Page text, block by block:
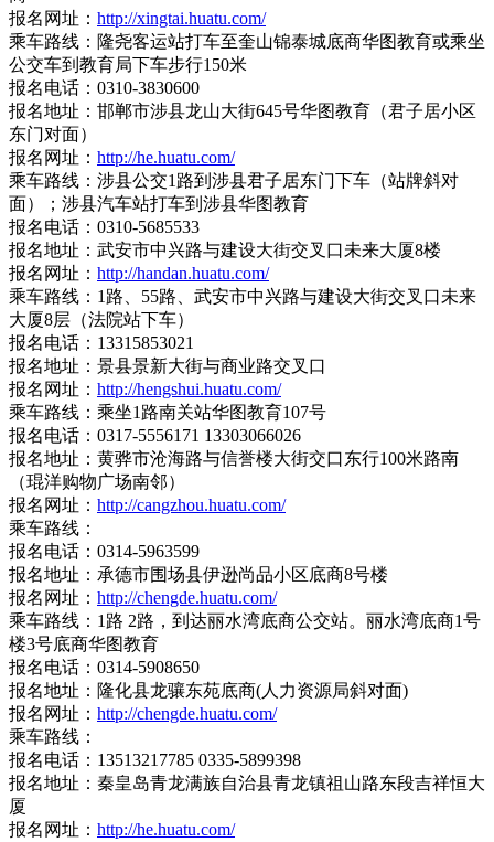
报名网址： http://xingtai.huatu.com/
乘车路线：隆尧客运站打车至奎山锦泰城底商华图教育或乘坐
公交车到教育局下车步行150米
报名电话：0310-3830600
报名地址：邯郸市涉县龙山大街645号华图教育（君子居小区
东门对面）
报名网址： http://he.huatu.com/
乘车路线：涉县公交1路到涉县君子居东门下车（站牌斜对
面）；涉县汽车站打车到涉县华图教育
报名电话：0310-5685533
报名地址：武安市中兴路与建设大街交叉口未来大厦8楼
报名网址： http://handan.huatu.com/
乘车路线：1路、55路、武安市中兴路与建设大街交叉口未来
大厦8层（法院站下车）
报名电话：13315853021
报名地址：景县景新大街与商业路交叉口
报名网址： http://hengshui.huatu.com/
乘车路线：乘坐1路南关站华图教育107号
报名电话：0317-5556171 13303066026
报名地址：黄骅市沧海路与信誉楼大街交口东行100米路南
（琨洋购物广场南邻）
报名网址： http://cangzhou.huatu.com/
乘车路线：
报名电话：0314-5963599
报名地址：承德市围场县伊逊尚品小区底商8号楼
报名网址： http://chengde.huatu.com/
乘车路线：1路 2路，到达丽水湾底商公交站。丽水湾底商1号
楼3号底商华图教育
报名电话：0314-5908650
报名地址：隆化县龙骧东苑底商(人力资源局斜对面)
报名网址： http://chengde.huatu.com/
乘车路线：
报名电话：13513217785 0335-5899398
报名地址：秦皇岛青龙满族自治县青龙镇祖山路东段吉祥恒大
厦
报名网址： http://he.huatu.com/